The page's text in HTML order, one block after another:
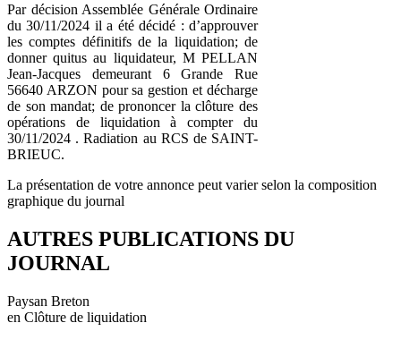
Par décision Assemblée Générale Ordinaire
du 30/11/2024 il a été décidé : d’approuver
les comptes définitifs de la liquidation; de
donner quitus au liquidateur, M PELLAN
Jean-Jacques demeurant 6 Grande Rue
56640 ARZON pour sa gestion et décharge
de son mandat; de prononcer la clôture des
opérations de liquidation à compter du
30/11/2024 . Radiation au RCS de SAINT-
BRIEUC.
La présentation de votre annonce peut varier selon la composition
graphique du journal
AUTRES PUBLICATIONS DU
JOURNAL
Paysan Breton
en Clôture de liquidation